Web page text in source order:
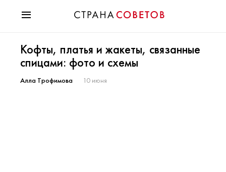
Мода
Звезды
Гороскопы
Кофты, платья и жакеты, связанные
спицами: фото и схемы
Алла Трофимова 10 июня